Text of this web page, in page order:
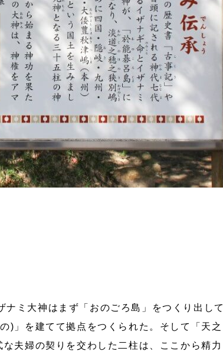
ミ大神はまず「おのごろ島」をつくり出して
)」を建てて拠点をつくられた。そして「天之
夫婦の契りを交わした二柱は、ここから精力